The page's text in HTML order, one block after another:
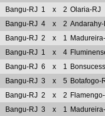
Bangu-RJ 1 x 2 Olaria-RJ
Bangu-RJ 4 x 2
Bangu-RJ 2 x 1
Bangu-RJ 1 x 4
Bangu-RJ 6 x 1
Bangu-RJ 3 x 5 Botafogo-
Bangu-RJ 2 x 2
Bangu-RJ 3 x 1